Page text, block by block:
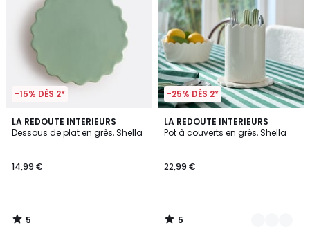
-15% DÈS 2*
LA REDOUTE INTERIEURS
Dessous de plat en grès, Shella
14,99 €
5
/
5
/
-25% DÈS 2*
LA REDOUTE INTERIEURS
Pot à couverts en grès, Shella
22,99 €
5
/
2
Couleurs
5
/